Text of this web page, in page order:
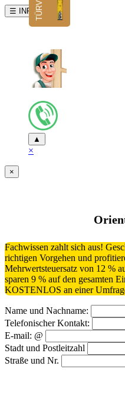
☰ INFO
▲
×
×
Fachwissen zahlt sich aus!
richtigen Vorgehen und
Mehrwertsteuersatz von 12 %
sparen 9 % auf den gesamten
KOSTENLOS an einer
Name und Nachname:
Telefonischer Kontakt:
E-mail: @
Stadt und Postleitzahl
Straße und Nr.